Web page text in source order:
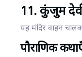
11. कुंजुम
यह मंदिर वाहन
पौराणिक